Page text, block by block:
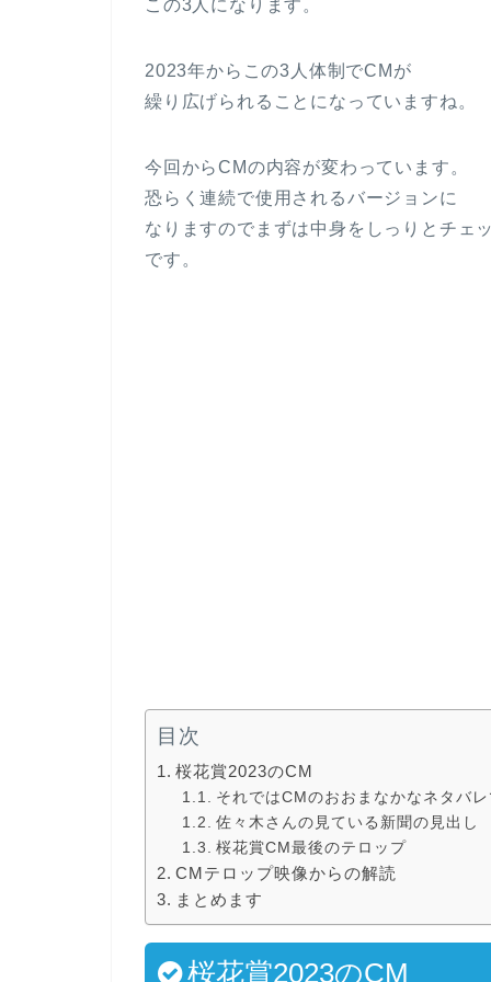
この3人になります。
2023年からこの3人体制でCMが
繰り広げられることになっていますね。
今回からCMの内容が変わっています。
恐らく連続で使用されるバージョンに
なりますのでまずは中身をしっりとチェ
です。
目次
桜花賞2023のCM
それではCMのおおまなかなネタバ
佐々木さんの見ている新聞の見出し
桜花賞CM最後のテロップ
CMテロップ映像からの解読
まとめます
桜花賞2023のCM